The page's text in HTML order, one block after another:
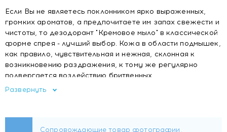
Если Вы не являетесь поклонником ярко выраженных,
громких ароматов, а предпочитаете им запах свежести и
чистоты, то дезодорант "Кремовое мыло" в классической
форме спрея - лучший выбор. Кожа в области подмышек,
как правило, чувствительная и нежная, склонная к
возникновению раздражения, к тому же регулярно
подвергается воздействию бритвенных
принадлежностей. А использование дезодорантов с
испанского бренда Tulipan Negro обладает формулой,
специально разработанной для чувствительной кожи,
Развернуть